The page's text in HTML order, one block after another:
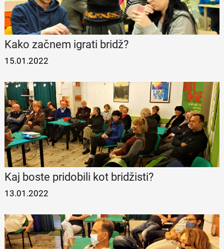
Kako začnem igrati bridž?
15.01.2022
Kaj boste pridobili kot bridžisti?
13.01.2022